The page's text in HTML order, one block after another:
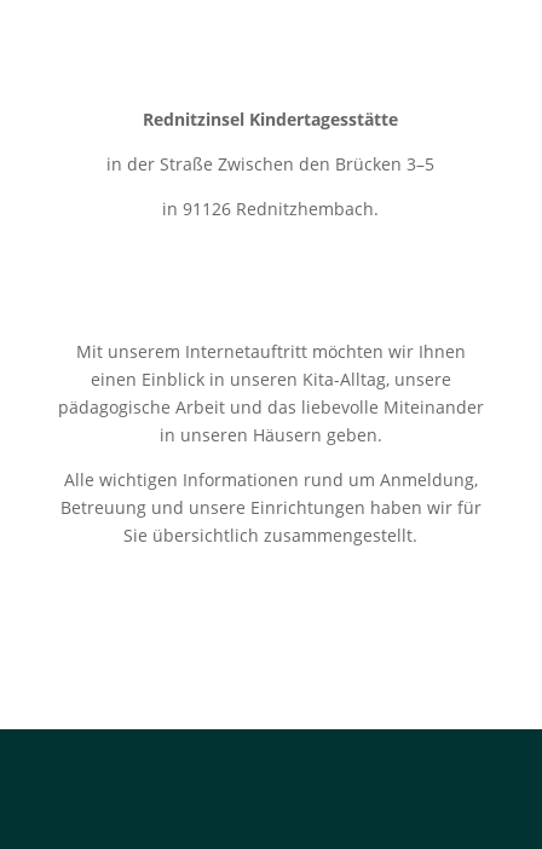
Rednitzinsel Kindertagesstätte
in der Straße Zwischen den Brücken 3–5
in 91126 Rednitzhembach.
Mit unserem Internetauftritt möchten wir Ihnen
einen Einblick in unseren Kita-Alltag, unsere
pädagogische Arbeit und das liebevolle Miteinander
in unseren Häusern geben.
Alle wichtigen Informationen rund um Anmeldung,
Betreuung und unsere Einrichtungen haben wir für
Sie übersichtlich zusammengestellt.